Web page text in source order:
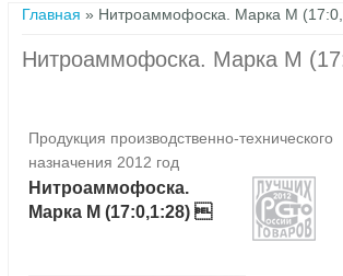
Вы здесь
Главная » Нитроаммофоска. Марка М
Нитроаммофоска. Марка М
Продукция производственно-технического
назначения 2012 год
Нитроаммофоска.
Марка М (17:0,1:28) 